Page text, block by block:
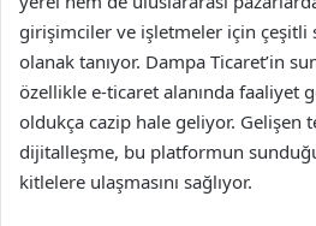
girişimciler ve işletmeler için
olanak tanıyor. Dampa Ticaret’in
özellikle e-ticaret alanında faaliyet
oldukça cazip hale geliyor. Gelişen
dijitalleşme, bu platformun
kitlelere ulaşmasını sağlıyor.